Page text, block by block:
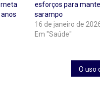
esforços para
sarampo
16 de janeiro de
Em "Saúde"